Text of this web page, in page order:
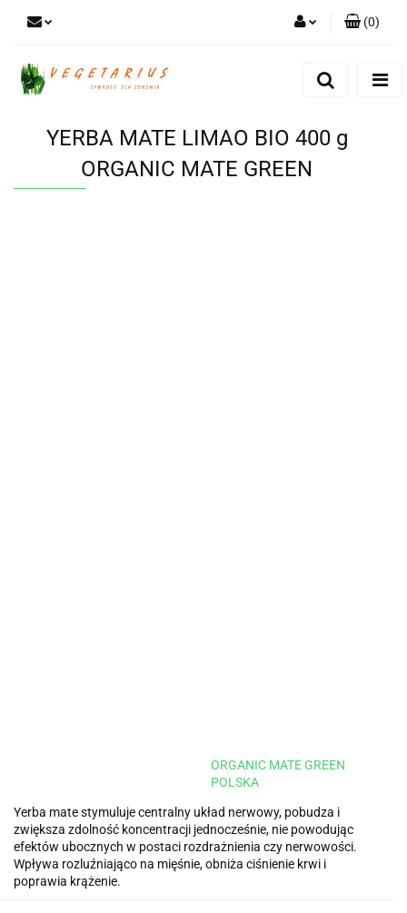
(0)
YERBA MATE LIMAO BIO 400 g
ORGANIC MATE GREEN
ORGANIC MATE GREEN
POLSKA
Yerba mate stymuluje centralny układ nerwowy, pobudza i
zwiększa zdolność koncentracji jednocześnie, nie powodując
efektów ubocznych w postaci rozdrażnienia czy nerwowości.
Wpływa rozluźniająco na mięśnie, obniża ciśnienie krwi i
poprawia krążenie.